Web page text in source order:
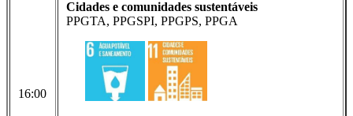
16:00
Cidades e comunidades sustentáveis
PPGTA, PPGSPI, PPGPS, PPGA